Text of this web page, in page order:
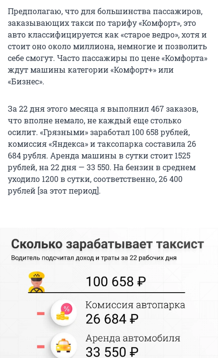
Предполагаю, что для большинства пассажиров,
заказывающих такси по тарифу «Комфорт», это
авто классифицируется как «старое ведро», хотя и
стоит оно около миллиона, немногие и позволить
себе смогут. Часто пассажиры по цене «Комфорта»
ждут машины категории «Комфорт+» или
«Бизнес».
За 22 дня этого месяца я выполнил 467 заказов,
что вполне немало, не каждый еще столько
осилит. «Грязными» заработал 100 658 рублей,
комиссия «Яндекса» и таксопарка составила 26
684 рубля. Аренда машины в сутки стоит 1525
рублей, на 22 дня — 33 550. На бензин в среднем
уходило 1200 в сутки, соответственно, 26 400
рублей [за этот период].